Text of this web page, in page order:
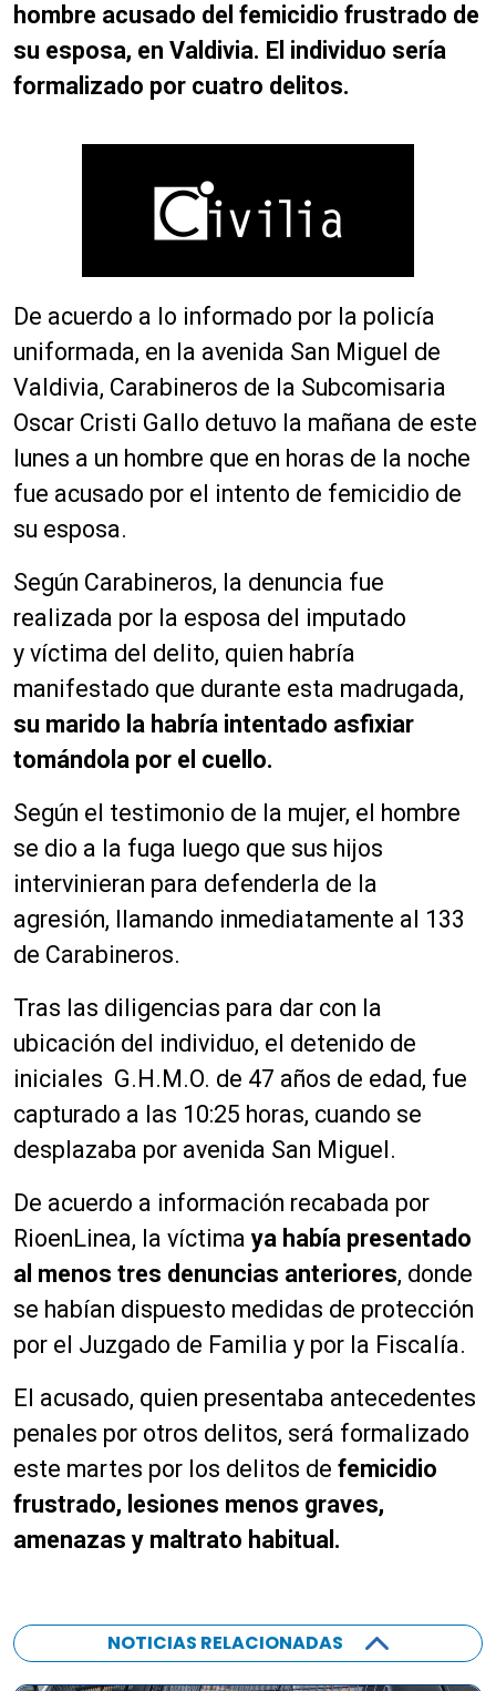
hombre acusado del femicidio frustrado de
su esposa, en Valdivia. El individuo sería
formalizado por cuatro delitos.
De acuerdo a lo informado por la policía
uniformada, en la avenida San Miguel de
Valdivia, Carabineros de la Subcomisaria
Oscar Cristi Gallo detuvo la mañana de este
lunes a un hombre que en horas de la noche
fue acusado por el intento de femicidio de
su esposa.
Según Carabineros, la denuncia fue
realizada por la esposa del imputado
y víctima del delito, quien habría
manifestado que durante esta madrugada,
su marido la habría intentado asfixiar
tomándola por el cuello.
Según el testimonio de la mujer, el hombre
se dio a la fuga luego que sus hijos
intervinieran para defenderla de la
agresión, llamando inmediatamente al 133
de Carabineros.
Tras las diligencias para dar con la
ubicación del individuo, el detenido de
iniciales G.H.M.O. de 47 años de edad, fue
capturado a las 10:25 horas, cuando se
desplazaba por avenida San Miguel.
De acuerdo a información recabada por
RioenLinea, la víctima ya había presentado
al menos tres denuncias anteriores, donde
se habían dispuesto medidas de protección
por el Juzgado de Familia y por la Fiscalía.
El acusado, quien presentaba antecedentes
penales por otros delitos, será formalizado
este martes por los delitos de femicidio
frustrado, lesiones menos graves,
amenazas y maltrato habitual.
NOTICIAS RELACIONADAS